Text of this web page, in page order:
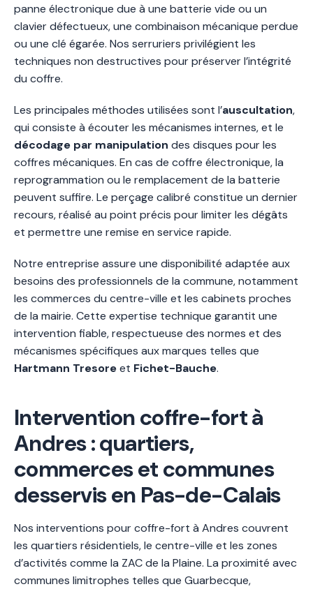
panne électronique due à une batterie vide ou un
clavier défectueux, une combinaison mécanique perdue
ou une clé égarée. Nos serruriers privilégient les
techniques non destructives pour préserver l’intégrité
du coffre.
Les principales méthodes utilisées sont l’auscultation,
qui consiste à écouter les mécanismes internes, et le
décodage par manipulation des disques pour les
coffres mécaniques. En cas de coffre électronique, la
reprogrammation ou le remplacement de la batterie
peuvent suffire. Le perçage calibré constitue un dernier
recours, réalisé au point précis pour limiter les dégâts
et permettre une remise en service rapide.
Notre entreprise assure une disponibilité adaptée aux
besoins des professionnels de la commune, notamment
les commerces du centre-ville et les cabinets proches
de la mairie. Cette expertise technique garantit une
intervention fiable, respectueuse des normes et des
mécanismes spécifiques aux marques telles que
Hartmann Tresoreet Fichet-Bauche.
Intervention coffre-fort à
Andres : quartiers,
commerces et communes
desservis en Pas-de-Calais
Nos interventions pour coffre-fort à Andres couvrent
les quartiers résidentiels, le centre-ville et les zones
d’activités comme la ZAC de la Plaine. La proximité avec
communes limitrophes telles que Guarbecque,